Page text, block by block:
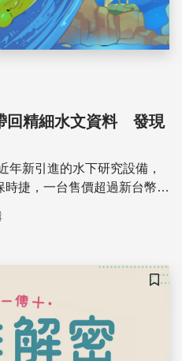
回精細水文資料 發現
年新引進的水下研究設備，
捷，一台售價超過新台幣
中，帶回寶貴的水文資料！
儲存